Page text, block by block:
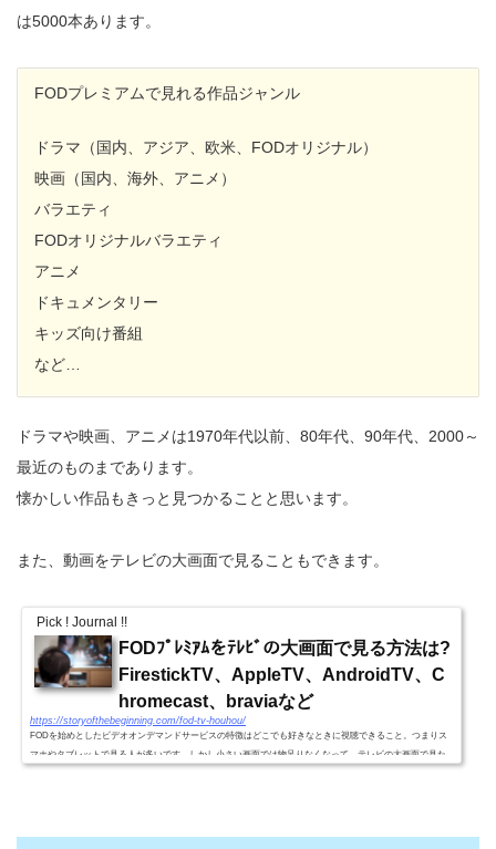
は5000本あります。
FODプレミアムで見れる作品ジャンル
ドラマ（国内、アジア、欧米、FODオリジナル）
映画（国内、海外、アニメ）
バラエティ
FODオリジナルバラエティ
アニメ
ドキュメンタリー
キッズ向け番組
など…
ドラマや映画、アニメは1970年代以前、80年代、90年代、2000～
最近のものまであります。
懐かしい作品もきっと見つかることと思います。
また、動画をテレビの大画面で見ることもできます。
Pick ! Journal !!
FODﾌﾟﾚﾐｱﾑをﾃﾚﾋﾞの大画面で見る方法は?
FirestickTV、AppleTV、AndroidTV、C
hromecast、braviaなど
https://storyofthebeginning.com/fod-tv-houhou/
FODを始めとしたビデオオンデマンドサービスの特徴はどこでも好きなときに視聴できること。つまりス
マホやタブレットで見る人が多いです。しかし小さい画面では物足りなくなって、テレビの大画面で見た